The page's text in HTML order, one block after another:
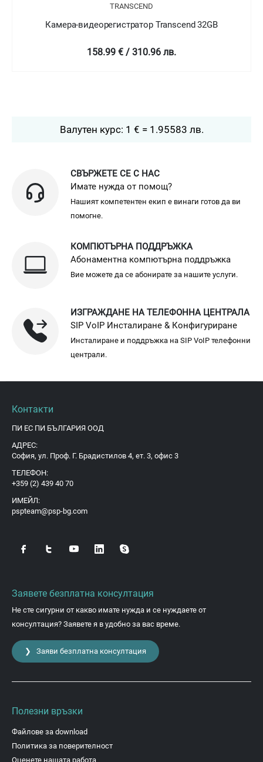
TRANSCEND
Камера-видеорегистратор Transcend 32GB
170 € / 332.49 лв.
Валутен курс: 1 € = 1.95583 лв.
СВЪРЖЕТЕ СЕ С НАС
Имате нужда от помощ?
Нашият компетентен екип е винаги готов да ви
помогне.
КОМПЮТЪРНА ПОДДРЪЖКА
Абонаментна компютърна поддръжка
Вие можете да се абонирате за нашите услуги.
ИЗГРАЖДАНЕ НА ТЕЛЕФОННА ЦЕНТРАЛА
SIP VoIP Инсталиране & Конфигуриране
Инсталиране и поддръжка на SIP VoIP телефонни
централи.
Контакти
ПИ ЕС ПИ БЪЛГАРИЯ ООД
АДРЕС:
София, ул. Проф. Г. Брадистилов 4, ет. 3, офис 3
ТЕЛЕФОН:
+359 (2) 439 40 70
ИМЕЙЛ:
pspteam@psp-bg.com
Заявете безплатна консултация
Не сте сигурни от какво имате нужда и се нуждаете от
консултация? Заявете я в удобно за вас време.
❯ Заяви безплатна консултация
Полезни връзки
Файлове за download
Политика за поверителност
Оценете нашата работа